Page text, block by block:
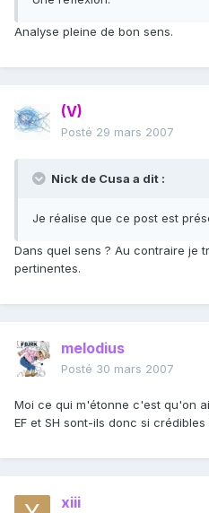
Analyse pleine de bon sens.
(V)
Posté 29 mars 2007
Nick de Cusa a dit :
Je réalise que ce post est
Dans quel sens ? Au contraire je
pertinentes.
melodius
Posté 30 mars 2007
Moi ce qui m'étonne c'est qu'on
EF et SH sont-ils donc si crédibles
xiii